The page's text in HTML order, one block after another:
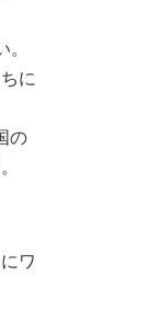
に
の
ワ